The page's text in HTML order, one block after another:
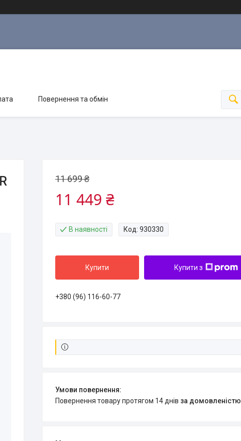
Повернення та обмін
11 699 ₴
11 449 ₴
В наявності Код: 930330
Купити Купити з
+380 (96) 116-60-77
повернення товару протягом 14 днів за домовленістю